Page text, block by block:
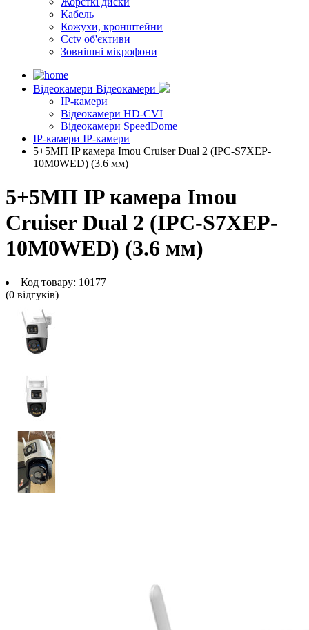
Кабель
Кожухи, кронштейни
Cctv об'єктиви
Зовнішні мікрофони
Відеокамери Відеокамери
IP-камери
Відеокамери HD-CVI
Відеокамери SpeedDome
IP-камери IP-камери
5+5МП IP камера Imou Cruiser Dual 2 (IPC-S7XEP-
10M0WED) (3.6 мм)
5+5МП IP камера Imou
Cruiser Dual 2 (IPC-S7XEP-
10M0WED) (3.6 мм)
Код товару: 10177
(0 вiдгукiв)